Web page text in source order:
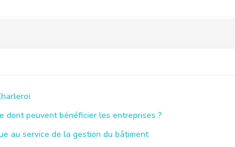
dont peuvent bénéficier les entreprises ?
au service de la gestion du bâtiment